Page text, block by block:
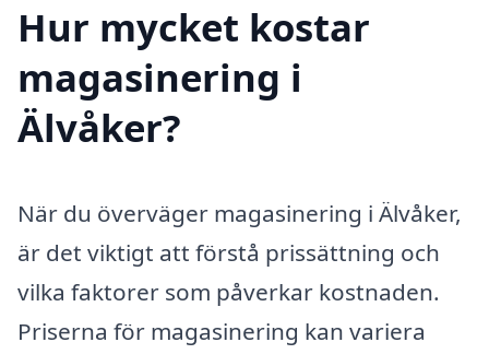
Hur mycket kostar
magasinering i
Älvåker?
När du överväger magasinering i Älvåker,
är det viktigt att förstå prissättning och
vilka faktorer som påverkar kostnaden.
Priserna för magasinering kan variera